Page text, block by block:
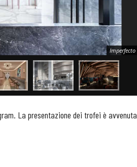
Imperfecto
La presentazione dei trofei è avvenuta